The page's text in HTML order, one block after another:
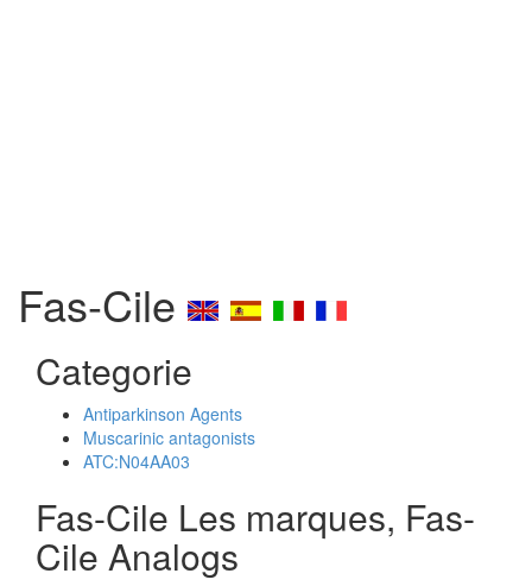
Fas-Cile
Categorie
Antiparkinson Agents
Muscarinic antagonists
ATC:N04AA03
Fas-Cile Les marques, Fas-
Cile Analogs